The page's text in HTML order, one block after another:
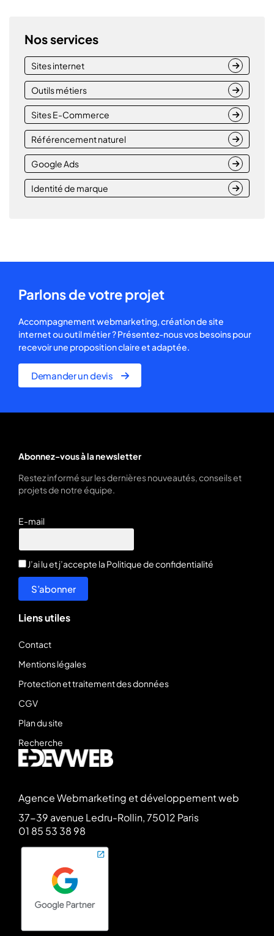
Nos services
Sites internet
Outils métiers
Sites E-Commerce
Référencement naturel
Google Ads
Identité de marque
Parlons de votre projet
Accompagnement webmarketing, création de site
internet ou outil métier ? Présentez-nous vos besoins pour
recevoir une proposition claire et adaptée.
Demander un devis
Abonnez-vous à la newsletter
Restez informé sur les dernières nouveautés, conseils et
projets de notre équipe.
E-mail
J’ai lu et j’accepte la Politique de confidentialité
S’abonner
Liens utiles
Contact
Mentions légales
Protection et traitement des données
CGV
Plan du site
Recherche
Agence Webmarketing et développement web
37-39 avenue Ledru-Rollin, 75012 Paris
01 85 53 38 98